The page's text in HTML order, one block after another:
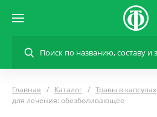
Главная Каталог
Травы в капсулах
для лечения: обезболивающее